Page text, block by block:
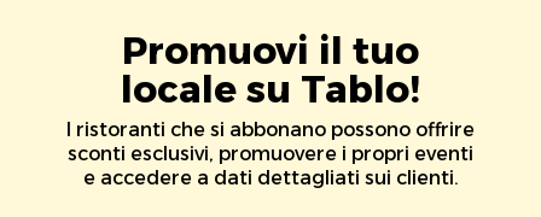
Promuovi il tuo
locale su Tablo!
I ristoranti che si abbonano possono offrire
sconti esclusivi, promuovere i propri eventi
e accedere a dati dettagliati sui clienti.